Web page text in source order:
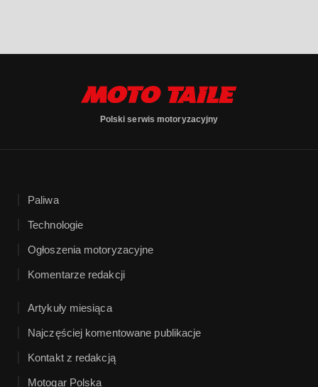
Polski serwis motoryzacyjny
Paliwa
Technologie
Ogłoszenia motoryzacyjne
Komentarze redakcji
Artykuły miesiąca
Najczęściej komentowane publikacje
Kontakt z redakcją
Motogar Polska